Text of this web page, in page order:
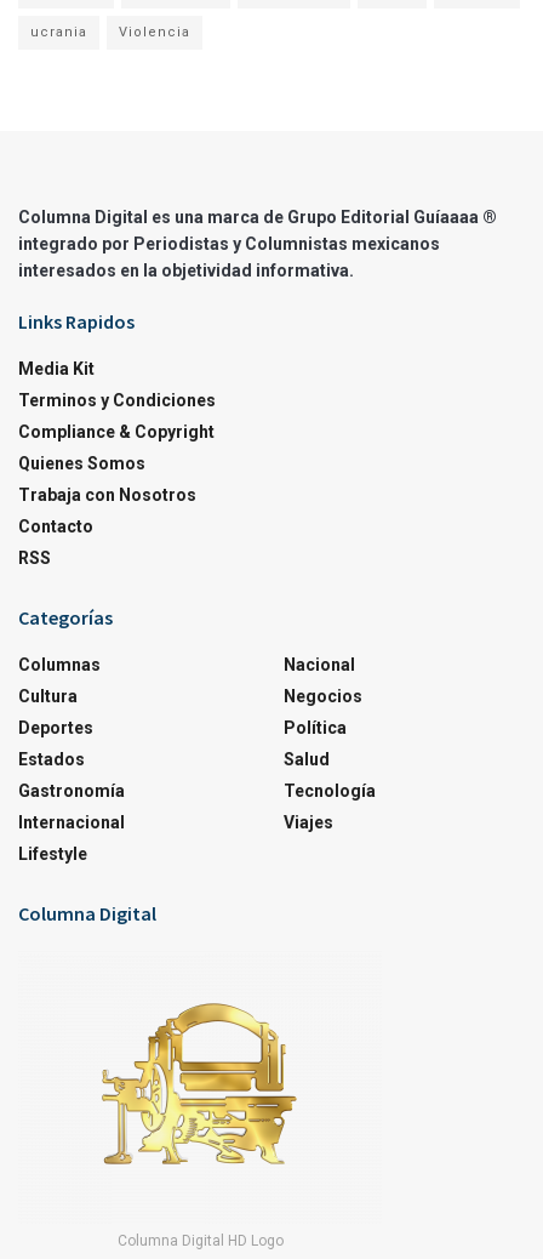
ucrania Violencia
Columna Digital es una marca de Grupo Editorial Guíaaaa ®
integrado por Periodistas y Columnistas mexicanos
interesados en la objetividad informativa.
Links Rapidos
Media Kit
Terminos y Condiciones
Compliance & Copyright
Quienes Somos
Trabaja con Nosotros
Contacto
RSS
Categorías
Columnas
Cultura
Deportes
Estados
Gastronomía
Internacional
Lifestyle
Nacional
Negocios
Política
Salud
Tecnología
Viajes
Columna Digital
Columna Digital HD Logo